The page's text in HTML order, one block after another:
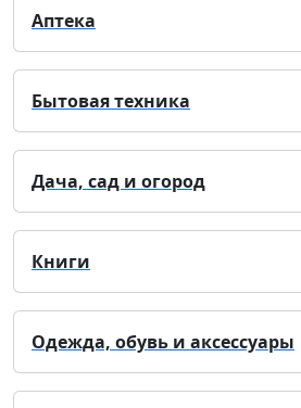
Аптека
Бытовая техника
Дача, сад и огород
Книги
Одежда, обувь и аксессуары